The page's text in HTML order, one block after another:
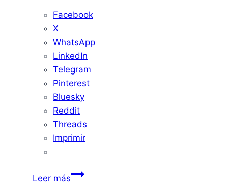
Facebook
X
WhatsApp
LinkedIn
Telegram
Pinterest
Bluesky
Reddit
Threads
Imprimir
Leer másEl